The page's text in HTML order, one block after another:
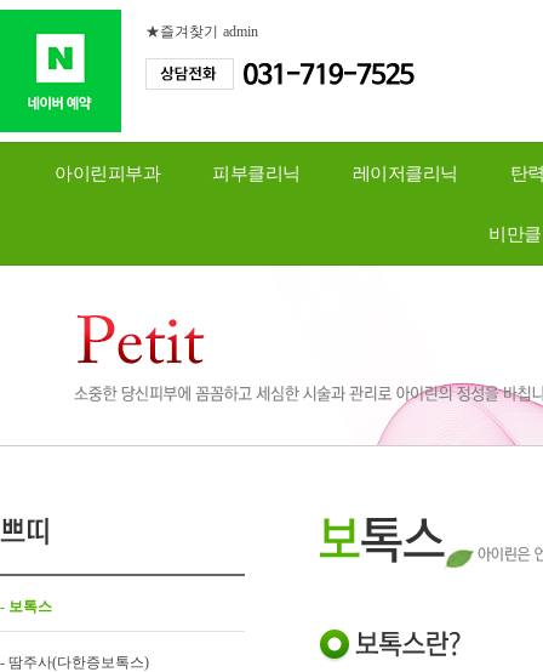
★즐겨찾기 admin
아이린피부과 피부클리닉 레이저클리닉 탄
비만
- 보톡스
- 땀주사(다한증보톡스)